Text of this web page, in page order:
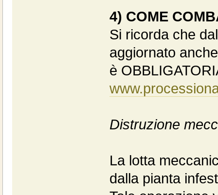
4) COME
Si ricorda che
aggiornato
è
Distruzione
La lotta
dalla pianta